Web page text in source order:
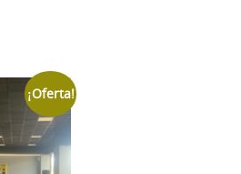
¡Oferta!